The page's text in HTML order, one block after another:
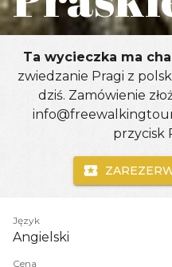
Ta wycieczka ma
zwiedzanie Pragi z
dziś. Zamówienie
przycisk
Język
Angielski
Cena